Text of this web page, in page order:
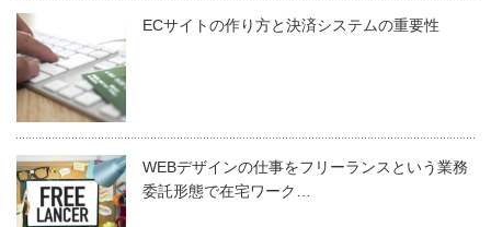
ECサイトの作り方と決済システムの重要性
WEBデザインの仕事をフリーランスという業務
委託形態で在宅ワーク…